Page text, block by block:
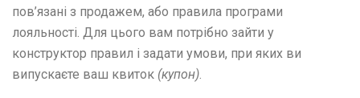
пов’язані з продажем, або правила програми
лояльності. Для цього вам потрібно зайти у
конструктор правил і задати умови, при яких ви
випускаєте ваш квиток (купон).